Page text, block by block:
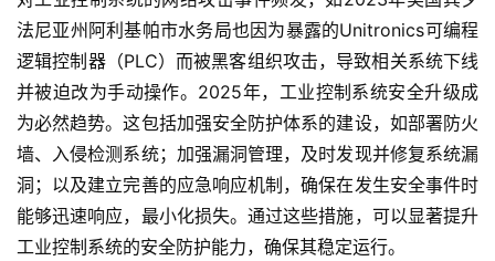
法尼亚州阿利基帕市水务局也因为暴露的Unitronics可编程
逻辑控制器（PLC）而被黑客组织攻击，导致相关系统下线
并被迫改为手动操作。2025年，工业控制系统安全升级成
为必然趋势。这包括加强安全防护体系的建设，如部署防火
墙、入侵检测系统；加强漏洞管理，及时发现并修复系统漏
洞；以及建立完善的应急响应机制，确保在发生安全事件时
能够迅速响应，最小化损失。通过这些措施，可以显著提升
工业控制系统的安全防护能力，确保其稳定运行。